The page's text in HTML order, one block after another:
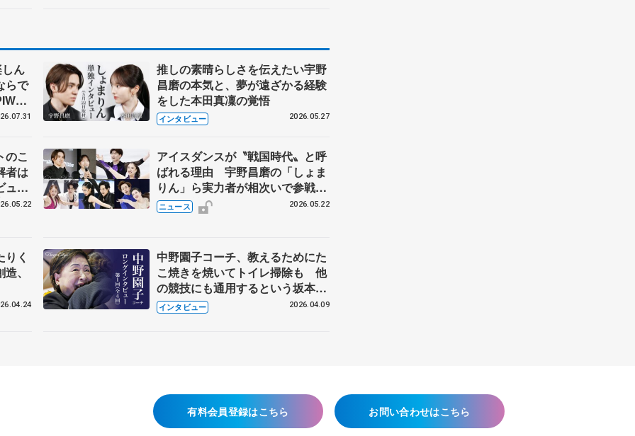
ん
らで
前
推しの素晴らしさを伝えたい宇野
昌磨の本気と、夢が遠ざかる経験
をした本田真凜の覚悟
インタビュー 2026.05.27
のこ
者は
ュー
人、
アイスダンスが〝戦国時代〟と呼
ばれる理由 宇野昌磨の「しょま
りん」ら実力者が相次いで参戦
国内の競争激化
ニュース 2026.05.22
く
、
中野園子コーチ、教えるためにた
こ焼きを焼いてトイレ掃除も 他
の競技にも通用するという坂本花
織の筋肉
インタビュー 2026.04.09
有料会員登録はこちら お問い合わせはこちら